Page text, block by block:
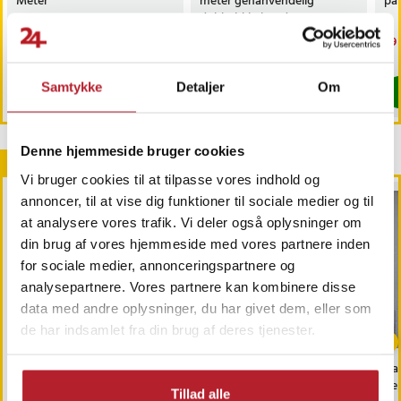
Samtykke Detaljer Om
Denne hjemmeside bruger cookies
Vi bruger cookies til at tilpasse vores indhold og
annoncer, til at vise dig funktioner til sociale medier og til
at analysere vores trafik. Vi deler også oplysninger om
din brug af vores hjemmeside med vores partnere inden
for sociale medier, annonceringspartnere og
analysepartnere. Vores partnere kan kombinere disse
data med andre oplysninger, du har givet dem, eller som
de har indsamlet fra din brug af deres tjenester.
Tillad alle
Pris:59 kr.
59 kr.
Køb
dobbeltklæbende tape
Andre købte også
- 18%
Solcellebelysning til
Samsung Headset EO-
EG920BW Hybrid